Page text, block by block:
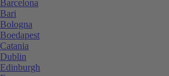
Barcelona
Bari
Bologna
Boedapest
Catania
Dublin
Edinburgh